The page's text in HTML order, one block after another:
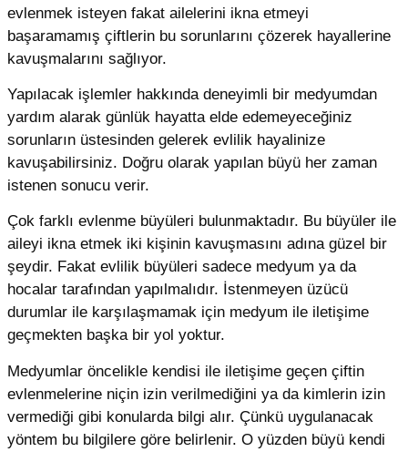
evlenmek isteyen fakat ailelerini ikna etmeyi
başaramamış çiftlerin bu sorunlarını çözerek hayallerine
kavuşmalarını sağlıyor.
Yapılacak işlemler hakkında deneyimli bir medyumdan
yardım alarak günlük hayatta elde edemeyeceğiniz
sorunların üstesinden gelerek evlilik hayalinize
kavuşabilirsiniz. Doğru olarak yapılan büyü her zaman
istenen sonucu verir.
Çok farklı evlenme büyüleri bulunmaktadır. Bu büyüler ile
aileyi ikna etmek iki kişinin kavuşmasını adına güzel bir
şeydir. Fakat evlilik büyüleri sadece medyum ya da
hocalar tarafından yapılmalıdır. İstenmeyen üzücü
durumlar ile karşılaşmamak için medyum ile iletişime
geçmekten başka bir yol yoktur.
Medyumlar öncelikle kendisi ile iletişime geçen çiftin
evlenmelerine niçin izin verilmediğini ya da kimlerin izin
vermediği gibi konularda bilgi alır. Çünkü uygulanacak
yöntem bu bilgilere göre belirlenir. O yüzden büyü kendi